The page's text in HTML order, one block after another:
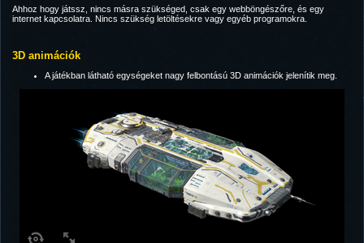
Ahhoz hogy játssz, nincs másra szükséged, csak egy webböngészőre, és egy
internet kapcsolatra. Nincs szükség letöltésekre vagy egyéb programokra.
3D animációk
A játékban látható egységeket nagy felbontású 3D animációk jelenítik meg.